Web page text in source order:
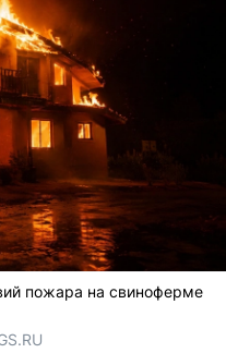
пожара на свиноферме